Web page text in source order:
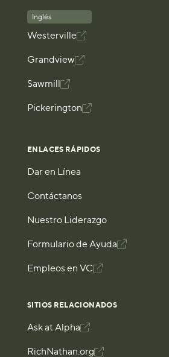
Inglés
Westerville
Grandview
Sawmill
Pickerington
ENLACES RÁPIDOS
Dar en Línea
Contáctanos
Nuestro Liderazgo
Formulario de Ayuda
Empleos en VC
SITIOS RELACIONADOS
Ask at Alpha
RichNathan.org